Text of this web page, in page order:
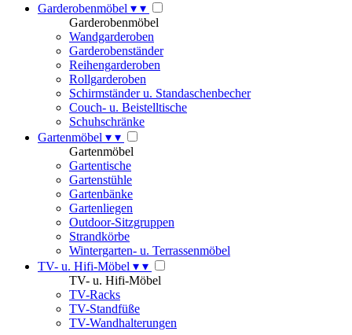
Garderobenmöbel ▾ ▾
Garderobenmöbel
Wandgarderoben
Garderobenständer
Reihengarderoben
Rollgarderoben
Schirmständer u. Standaschenbecher
Couch- u. Beistelltische
Schuhschränke
Gartenmöbel ▾ ▾
Gartenmöbel
Gartentische
Gartenstühle
Gartenbänke
Gartenliegen
Outdoor-Sitzgruppen
Strandkörbe
Wintergarten- u. Terrassenmöbel
TV- u. Hifi-Möbel ▾ ▾
TV- u. Hifi-Möbel
TV-Racks
TV-Standfüße
TV-Wandhalterungen